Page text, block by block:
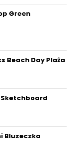
Green
Beach Day Plaża
Bluzeczka